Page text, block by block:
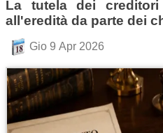
La tutela dei
all'eredità da parte dei
Gio 9 Apr 2026